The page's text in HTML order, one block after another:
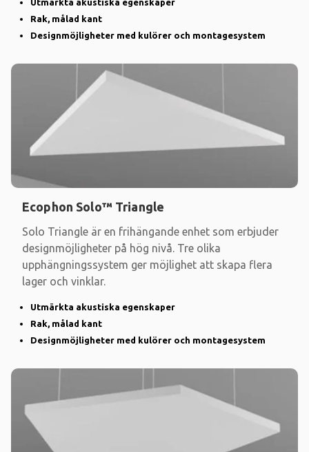
Utmärkta akustiska egenskaper
Rak, målad kant
Designmöjligheter med kulörer och montagesystem
Ecophon Solo™ Triangle
Solo Triangle är en frihängande enhet som erbjuder
designmöjligheter på hög nivå. Tre olika
upphängningssystem ger möjlighet att skapa flera
lager och vinklar.
Utmärkta akustiska egenskaper
Rak, målad kant
Designmöjligheter med kulörer och montagesystem